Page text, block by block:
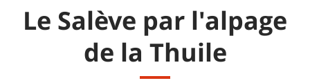
Le Salève par l'alpage
de la Thuile